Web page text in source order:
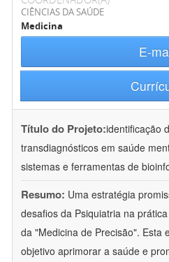
CIÊNCIAS DA SAÚDE
Medicina
E-
Título do Projeto:identificação
transdiagnósticos em saúde
sistemas e ferramentas de
Resumo: Uma estratégia
desafios da Psiquiatria na
da "Medicina de Precisão". Esta
objetivo aprimorar a saúde e